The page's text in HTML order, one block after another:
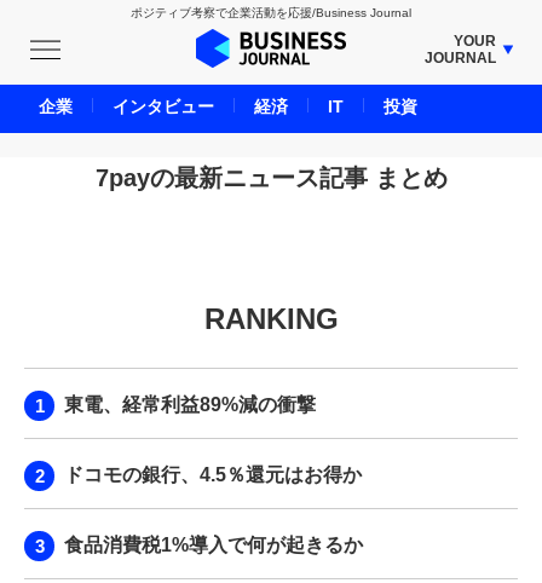
ポジティブ考察で企業活動を応援/Business Journal
YOUR
JOURNAL
BUSINESS JOURNAL
UNICORN JOURNAL
CARBON CREDITS JOURNAL
LIFE ENDING JOURNAL
BPaaS JOURNAL
7payの最新ニュース記事 まとめ
RANKING
東電、経常利益89%減の衝撃
ドコモの銀行、4.5％還元はお得か
食品消費税1%導入で何が起きるか
企業 インタビュー 経済 IT 投資